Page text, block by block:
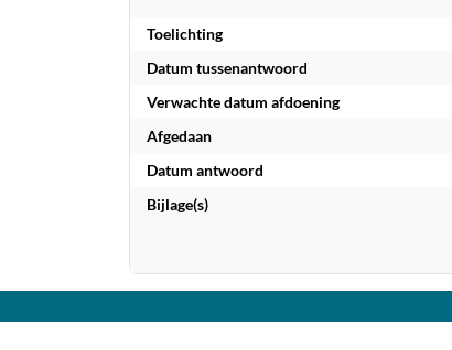
Toelichting
Datum tussenantwoord
Verwachte datum afdoening
Afgedaan
Datum antwoord
Bijlage(s)